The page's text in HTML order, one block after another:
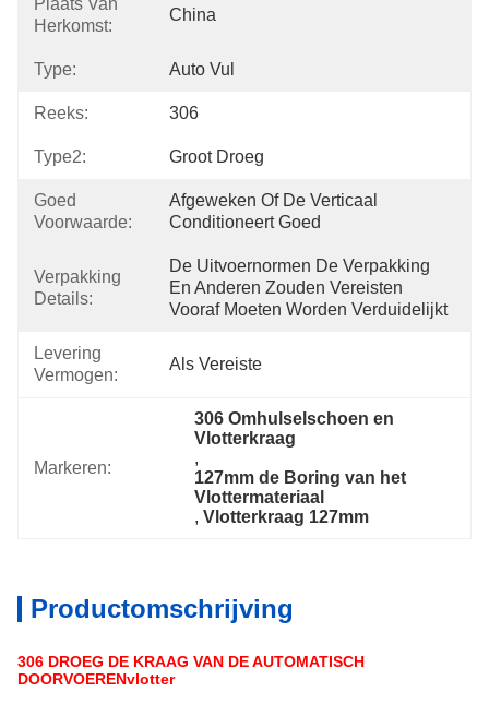
Plaats Van
Herkomst:
China
Type: Auto Vul
Reeks: 306
Type2: Groot Droeg
Goed
Voorwaarde:
Afgeweken Of De Verticaal
Conditioneert Goed
Verpakking
Details:
De Uitvoernormen De Verpakking
En Anderen Zouden Vereisten
Vooraf Moeten Worden Verduidelijkt
Levering
Vermogen:
Als Vereiste
Markeren:
306 Omhulselschoen en
Vlotterkraag
,
127mm de Boring van het
Vlottermateriaal
, Vlotterkraag 127mm
Productomschrijving
306 DROEG DE KRAAG VAN DE AUTOMATISCH
DOORVOERENvlotter